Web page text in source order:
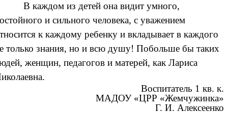
В каждом из детей она видит умного,
и сильного человека, с уважением
к каждому ребенку и вкладывает в каждого
только знания, но и всю душу! Побольше бы таких
женщин, педагогов и матерей, как Лариса
Воспитатель 1 кв. к.
МАДОУ «ЦРР «Жемчужинка»
Г. И. Алексеенко